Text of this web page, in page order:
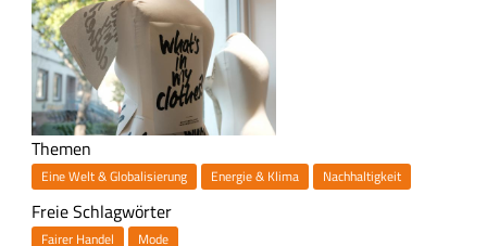
Themen
Eine Welt & Globalisierung Energie & Klima Nachhaltigkeit
Freie Schlagwörter
Fairer Handel Mode